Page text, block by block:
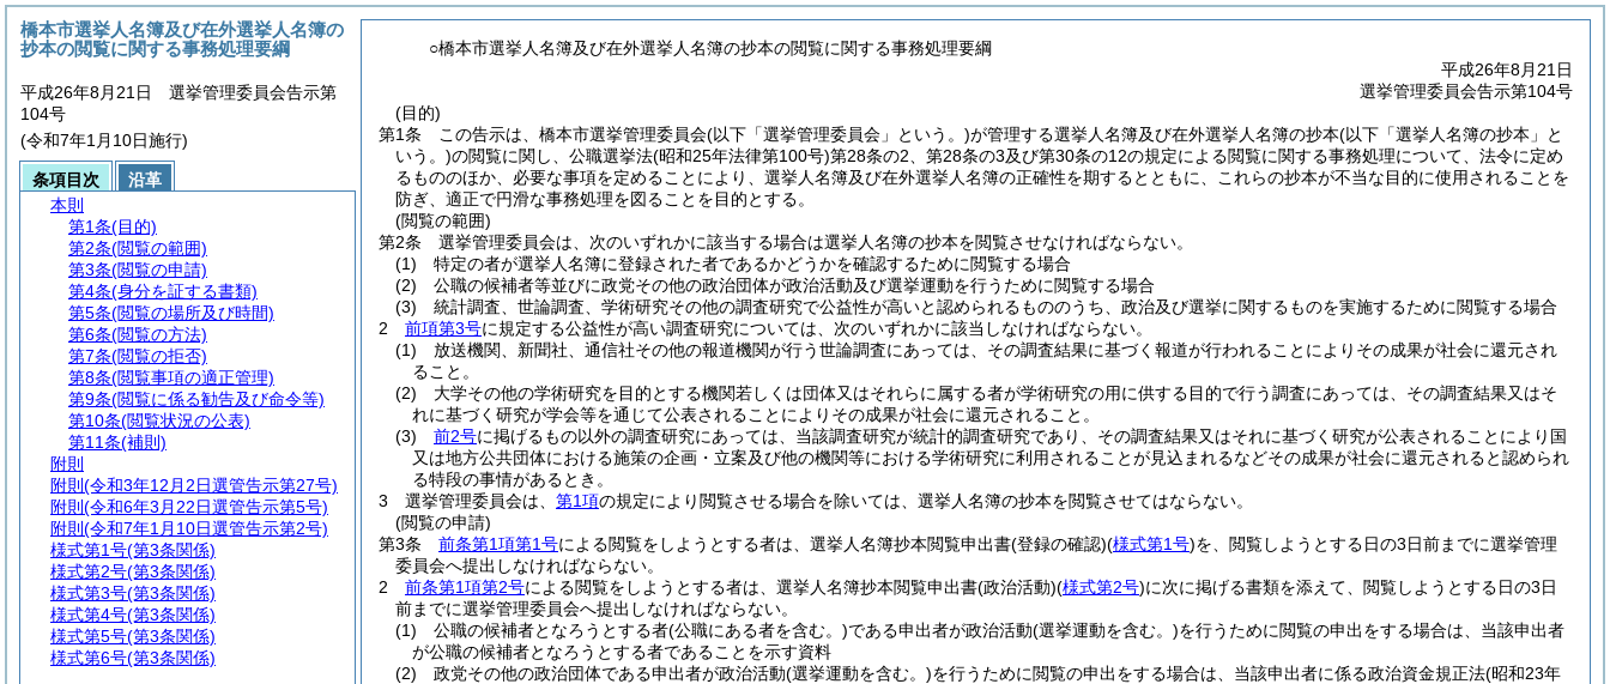
○橋本市選挙人名簿及び在外選挙人名簿の抄本の閲覧に関する事務処理要綱
平成26年8月21日
選挙管理委員会告示第104号
(目的)
第1条
この告示は、橋本市選挙管理委員会(以下「選挙管理委員会」という。)が管理する選挙人名簿及び在外選挙人名簿の抄本(以下「選挙人名簿の抄本」と
いう。)の閲覧に関し、公職選挙法(昭和25年法律第100号)第28条の2、第28条の3及び第30条の12の規定による閲覧に関する事務処理について、法令に定め
るもののほか、必要な事項を定めることにより、選挙人名簿及び在外選挙人名簿の正確性を期するとともに、これらの抄本が不当な目的に使用されることを
防ぎ、適正で円滑な事務処理を図ることを目的とする。
(閲覧の範囲)
第2条
選挙管理委員会は、次のいずれかに該当する場合は選挙人名簿の抄本を閲覧させなければならない。
(1)
特定の者が選挙人名簿に登録された者であるかどうかを確認するために閲覧する場合
(2)
公職の候補者等並びに政党その他の政治団体が政治活動及び選挙運動を行うために閲覧する場合
(3)
統計調査、世論調査、学術研究その他の調査研究で公益性が高いと認められるもののうち、政治及び選挙に関するものを実施するために閲覧する場合
2
前項第3号に規定する公益性が高い調査研究については、次のいずれかに該当しなければならない。
(1)
放送機関、新聞社、通信社その他の報道機関が行う世論調査にあっては、その調査結果に基づく報道が行われることによりその成果が社会に還元され
ること。
(2)
大学その他の学術研究を目的とする機関若しくは団体又はそれらに属する者が学術研究の用に供する目的で行う調査にあっては、その調査結果又はそ
れに基づく研究が学会等を通じて公表されることによりその成果が社会に還元されること。
(3)
前2号に掲げるもの以外の調査研究にあっては、当該調査研究が統計的調査研究であり、その調査結果又はそれに基づく研究が公表されることにより国
又は地方公共団体における施策の企画・立案及び他の機関等における学術研究に利用されることが見込まれるなどその成果が社会に還元されると認められ
る特段の事情があるとき。
3
選挙管理委員会は、 第1項の規定により閲覧させる場合を除いては、選挙人名簿の抄本を閲覧させてはならない。
(閲覧の申請)
第3条
前条第1項第1号による閲覧をしようとする者は、選挙人名簿抄本閲覧申出書(登録の確認)(様式第1号)を、閲覧しようとする日の3日前までに選挙管理
委員会へ提出しなければならない。
2
前条第1項第2号による閲覧をしようとする者は、選挙人名簿抄本閲覧申出書(政治活動)(様式第2号)に次に掲げる書類を添えて、閲覧しようとする日の3日
前までに選挙管理委員会へ提出しなければならない。
(1)
公職の候補者となろうとする者(公職にある者を含む。)である申出者が政治活動(選挙運動を含む。)を行うために閲覧の申出をする場合は、当該申出者
が公職の候補者となろうとする者であることを示す資料
(2)
政党その他の政治団体である申出者が政治活動(選挙運動を含む。)を行うために閲覧の申出をする場合は、当該申出者に係る政治資金規正法(昭和23年
橋本市選挙人名簿及び在外選挙人名簿の
抄本の閲覧に関する事務処理要綱
平成26年8月21日 選挙管理委員会告示第
104号
(令和7年1月10日施行)
条項目次
沿革
本則
第1条(目的)
第2条(閲覧の範囲)
第3条(閲覧の申請)
第4条(身分を証する書類)
第5条(閲覧の場所及び時間)
第6条(閲覧の方法)
第7条(閲覧の拒否)
第8条(閲覧事項の適正管理)
第9条(閲覧に係る勧告及び命令等)
第10条(閲覧状況の公表)
第11条(補則)
附則
附則 (令和3年12月2日選管告示第27号)
附則 (令和6年3月22日選管告示第5号)
附則 (令和7年1月10日選管告示第2号)
様式第1号(第3条関係)
様式第2号(第3条関係)
様式第3号(第3条関係)
様式第4号(第3条関係)
様式第5号(第3条関係)
様式第6号(第3条関係)